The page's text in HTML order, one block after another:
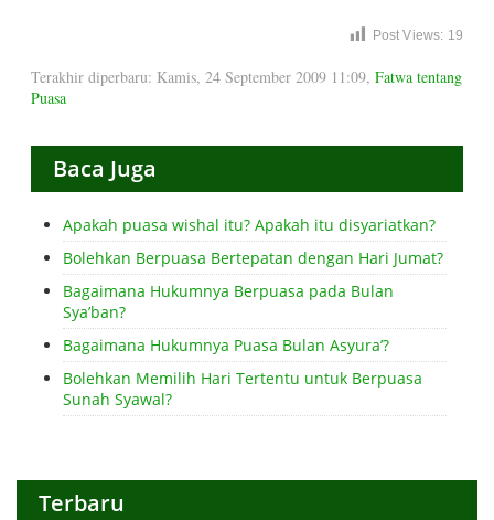
Post Views: 19
Terakhir diperbaru: Kamis, 24 September 2009 11:09, Fatwa tentang
Puasa
Baca Juga
Apakah puasa wishal itu? Apakah itu disyariatkan?
Bolehkan Berpuasa Bertepatan dengan Hari Jumat?
Bagaimana Hukumnya Berpuasa pada Bulan
Sya’ban?
Bagaimana Hukumnya Puasa Bulan Asyura’?
Bolehkan Memilih Hari Tertentu untuk Berpuasa
Sunah Syawal?
Terbaru